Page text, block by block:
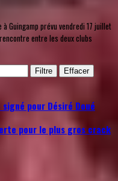
Guingamp prévu vendredi 17 juillet
entre les deux clubs
Filtre Effacer
pour Désiré Doué
pour le plus gros crack